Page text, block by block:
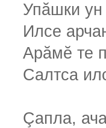
Упăшки ун
Илсе
Арăмĕ те
Салтса
Çапла,